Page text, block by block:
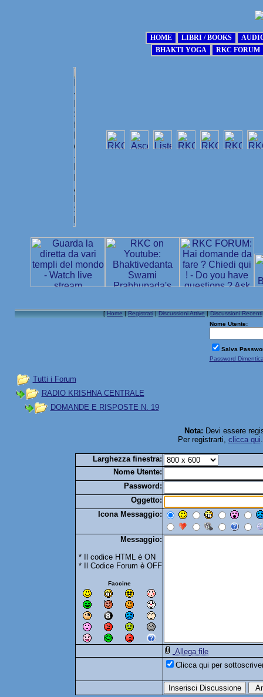
[Home|Registrati|Discussioni Attive|Discussioni Recenti
Nome Utente:
Salva
Password
Tutti i Forum
RADIO KRISHNA CENTRALE
DOMANDE E RISPOSTE N. 19
Nota: Devi essere
Per registrarti, clicca qui
Larghezza finestra:
Nome Utente:
Password:
Oggetto:
Icona Messaggio:
Messaggio:
* Il codice HTML è ON
* Il Codice Forum è OFF
Faccine
Allega file
Clicca qui per